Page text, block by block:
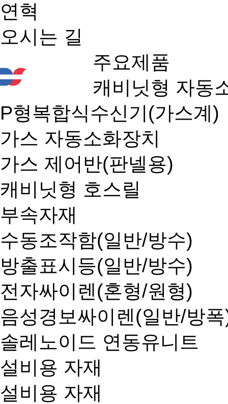
연혁
오시는 길
주요제품
캐비닛형 자동
P형복합식수신기(가스계)
가스 자동소화장치
가스 제어반(판넬용)
캐비닛형 호스릴
부속자재
수동조작함(일반/방수)
방출표시등(일반/방수)
전자싸이렌(혼형/원형)
음성경보싸이렌(일반/방
솔레노이드 연동유니트
설비용 자재
설비용 자재